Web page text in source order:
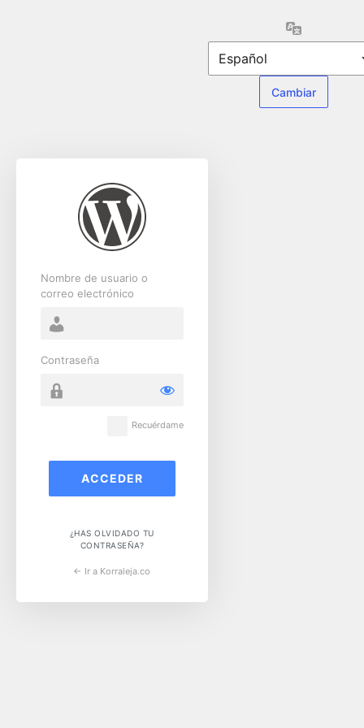
Nombre de usuario o
correo electrónico
Contraseña
Recuérdame
¿HAS OLVIDADO TU
CONTRASEÑA?
← Ir a Korraleja.co
Idioma